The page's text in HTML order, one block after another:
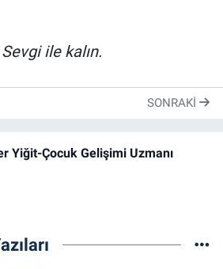
kalın.
SONRAKI
Yiğit-Çocuk Gelişimi Uzmanı